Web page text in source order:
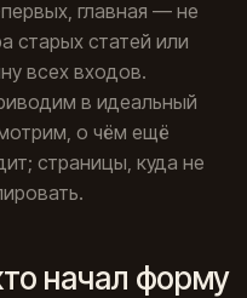
главная — не
старых статей или
всех входов.
в идеальный
о чём ещё
страницы, куда не
начал форму